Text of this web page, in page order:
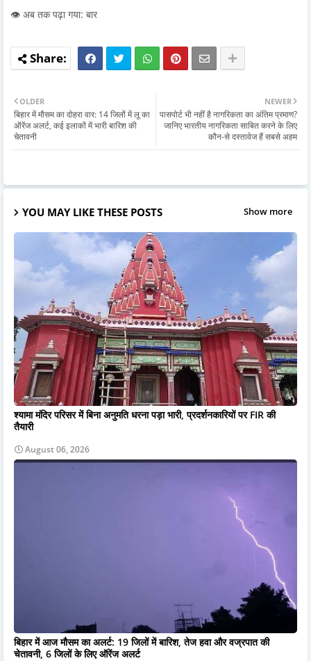
👁️ अब तक पढ़ा गया: बार
NEWER
पासपोर्ट भी नहीं है नागरिकता का अंतिम प्रमाण?
जानिए भारतीय नागरिकता साबित करने के लिए
कौन-से दस्तावेज हैं सबसे अहम
OLDER
बिहार में मौसम का दोहरा वार: 14 जिलों में लू का
ऑरेंज अलर्ट, कई इलाकों में भारी बारिश की
चेतावनी
YOU MAY LIKE THESE POSTS Show more
श्यामा मंदिर परिसर में बिना अनुमति धरना पड़ा भारी, प्रदर्शनकारियों पर FIR की
तैयारी
August 06, 2026
बिहार में आज मौसम का अलर्ट: 19 जिलों में बारिश, तेज हवा और वज्रपात की
चेतावनी, 6 जिलों के लिए ऑरेंज अलर्ट